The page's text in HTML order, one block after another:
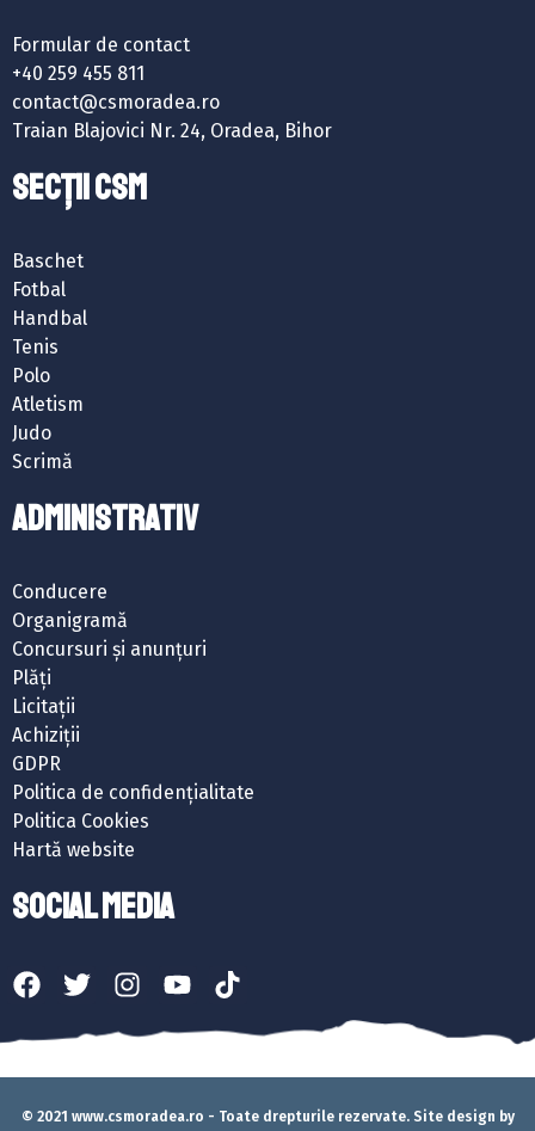
Formular de contact
+40 259 455 811
contact@csmoradea.ro
Traian Blajovici Nr. 24, Oradea, Bihor
SECȚII CSM
Baschet
Fotbal
Handbal
Tenis
Polo
Atletism
Judo
Scrimă
ADMINISTRATIV
Conducere
Organigramă
Concursuri și anunțuri
Plăți
Licitații
Achiziții
GDPR
Politica de confidențialitate
Politica Cookies
Hartă website
SOCIAL MEDIA
© 2021 www.csmoradea.ro - Toate drepturile rezervate. Site design by